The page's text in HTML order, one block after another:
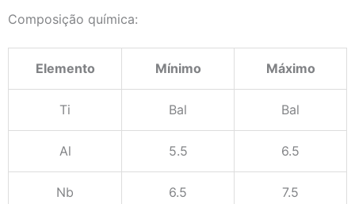
Composição química:
Elemento Mínimo Máximo
Ti Bal Bal
Al 5.5 6.5
Nb 6.5 7.5